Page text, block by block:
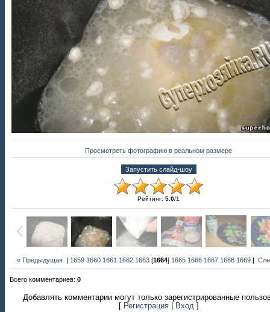
Просмотреть фотографию в реальном размере
Рейтинг: 5.0/1
« Предыдущая | 1659 1660 1661 1662 1663 [1664] 1665 1666 1667 1668 1669 |
Всего комментариев: 0
Добавлять комментарии могут только зарегистрированные
Регистрация Вход